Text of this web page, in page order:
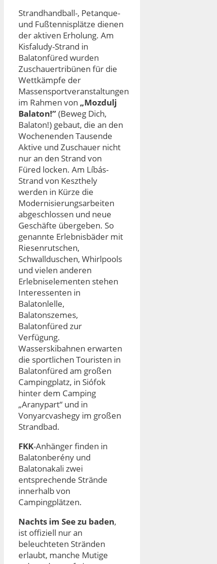
Strandhandball-, Petanque-
und Fußtennisplätze dienen
der aktiven Erholung. Am
Kisfaludy-Strand in
Balatonfüred wurden
Zuschauertribünen für die
Wettkämpfe der
Massensportveranstaltungen
im Rahmen von „Mozdulj
Balaton!”(Beweg Dich,
Balaton!) gebaut, die an den
Wochenenden Tausende
Aktive und Zuschauer nicht
nur an den Strand von
Füred locken. Am Líbás-
Strand von Keszthely
werden in Kürze die
Modernisierungsarbeiten
abgeschlossen und neue
Geschäfte übergeben. So
genannte Erlebnisbäder mit
Riesenrutschen,
Schwallduschen, Whirlpools
und vielen anderen
Erlebniselementen stehen
Interessenten in
Balatonlelle,
Balatonszemes,
Balatonfüred zur
Verfügung.
Wasserskibahnen erwarten
die sportlichen Touristen in
Balatonfüred am großen
Campingplatz, in Siófok
hinter dem Camping
„Aranypart“ und in
Vonyarcvashegy im großen
Strandbad.
FKK-Anhänger finden in
Balatonberény und
Balatonakali zwei
entsprechende Strände
innerhalb von
Campingplätzen.
Nachts im See zu baden,
ist offiziell nur an
beleuchteten Stränden
erlaubt, manche Mutige